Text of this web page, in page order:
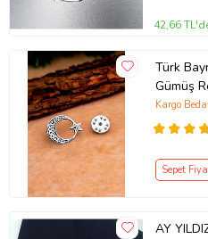
42,66
Türk
Gümüş
İşlemeli
Kargo
Sepet
AY